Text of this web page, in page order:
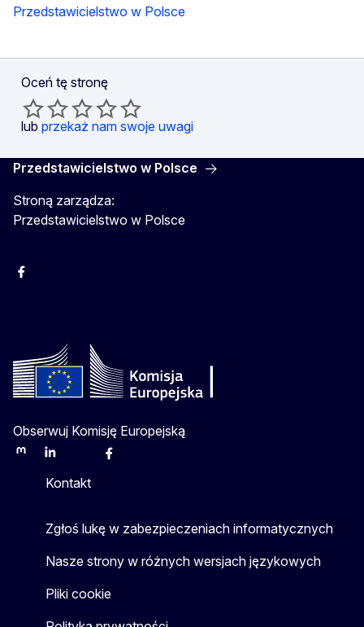
Przedstawicielstwo w Polsce
Oceń tę stronę
lub przekaż nam swoje uwagi
Przedstawicielstwo w Polsce
Stroną zarządza:
Przedstawicielstwo w Polsce
Facebook
Obserwuj Komisję Europejską
MastodonLinkedInBlueskyFacebook
Kontakt
Zgłoś lukę w zabezpieczeniach informatycznych
Nasze strony w różnych wersjach językowych
Pliki cookie